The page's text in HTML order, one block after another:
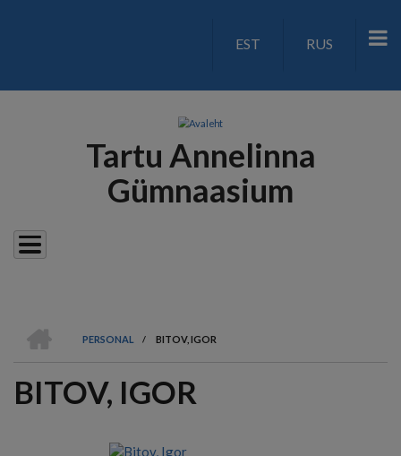
LANGUAGE
EST RUS
Tartu Annelinna
Gümnaasium
LEIVAPURU
PERSONAL
/ BITOV, IGOR
BITOV, IGOR